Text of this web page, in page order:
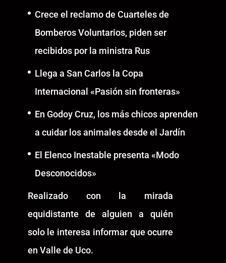
Crece el reclamo de Cuarteles de
Bomberos Voluntarios, piden ser
recibidos por la ministra Rus
Llega a San Carlos la Copa
Internacional «Pasión sin fronteras»
En Godoy Cruz, los más chicos aprenden
a cuidar los animales desde el Jardín
El Elenco Inestable presenta «Modo
Desconocidos»
Realizado con la mirada
equidistante de alguien a quién
solo le interesa informar que ocurre
en Valle de Uco.